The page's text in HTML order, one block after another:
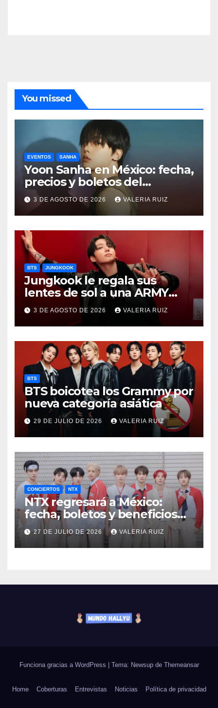
You missed
EVENTOS SANHA
Yoon Sanha en México: fecha,
precios y boletos del
FANCON
3 DE AGOSTO DE 2026 VALERIA RUIZ
BTS JUNGKOOK
Jungkook le regala sus
lentes de sol a una ARMY
durante concierto de BTS
3 DE AGOSTO DE 2026 VALERIA RUIZ
BTS
BTS boicotea los Grammy por
nueva categoría asiática
29 DE JULIO DE 2026 VALERIA RUIZ
CONCIERTOS NTX
NTX regresará a México:
fecha, boletos y beneficios
VIP
27 DE JULIO DE 2026 VALERIA RUIZ
Funciona gracias a WordPress Tema: Newsup de Themeansar
Home Coberturas Entrevistas Noticias Política de privacidad